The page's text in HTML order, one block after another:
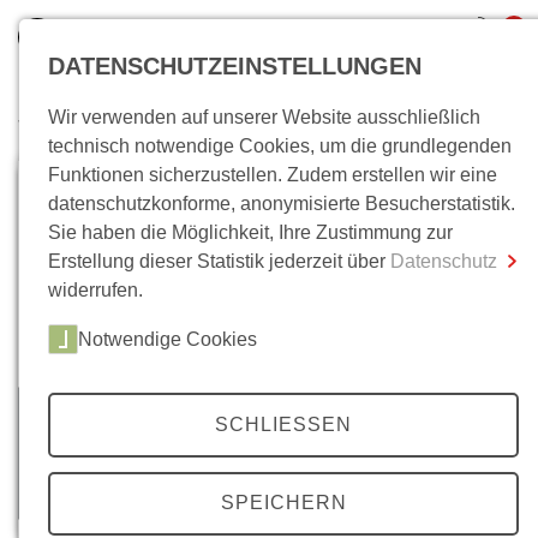
inkl. MwSt.
0,00 €
Zum Warenkorb Zur Kasse
Wo bin ich?
DATENSCHUTZEINSTELLUNGEN
Wir verwenden auf unserer Website ausschließlich
technisch notwendige Cookies, um die grundlegenden
Funktionen sicherzustellen. Zudem erstellen wir eine
datenschutzkonforme, anonymisierte Besucherstatistik.
Sie haben die Möglichkeit, Ihre Zustimmung zur
Erstellung dieser Statistik jederzeit über Datenschutz
widerrufen.
Notwendige Cookies
SCHLIESSEN
SPEICHERN